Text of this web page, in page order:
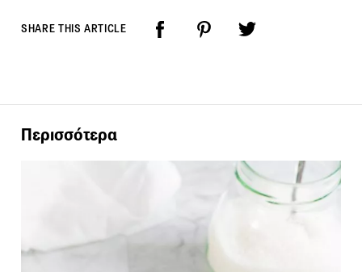
SHARE THIS ARTICLE
Περισσότερα